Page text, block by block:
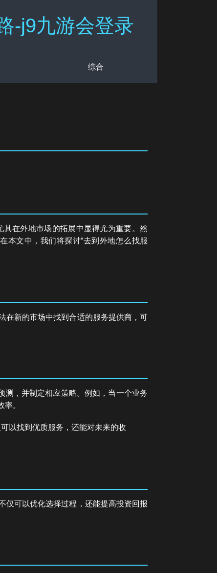
-j9九游会登录
综合
在外地市场的拓展中显得尤为重要。然
本文中，我们将探讨“去到外地怎么找服
在新的市场中找到合适的服务提供商，可
测，并制定相应策略。例如，当一个业务
。
以找到优质服务，还能对未来的收
仅可以优化选择过程，还能提高投资回报